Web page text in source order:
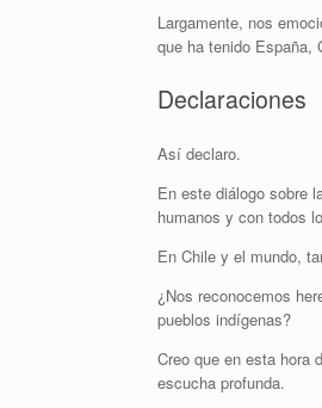
Largamente, nos
que ha tenido España,
Declaraciones
Así declaro.
En este diálogo sobre
humanos y con todos
En Chile y el mundo,
¿Nos reconocemos
pueblos indígenas?
Creo que en esta hora
escucha profunda.